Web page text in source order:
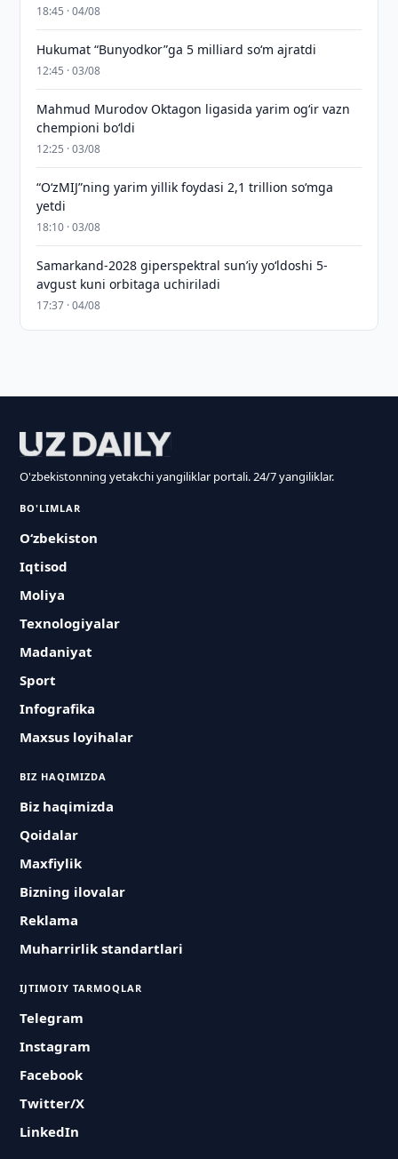
18:45 · 04/08
Hukumat “Bunyodkor”ga 5 milliard so‘m ajratdi
12:45 · 03/08
Mahmud Murodov Oktagon ligasida yarim og‘ir vazn
chempioni bo‘ldi
12:25 · 03/08
“O‘zMIJ”ning yarim yillik foydasi 2,1 trillion so‘mga
yetdi
18:10 · 03/08
Samarkand-2028 giperspektral sun’iy yo‘ldoshi 5-
avgust kuni orbitaga uchiriladi
17:37 · 04/08
O'zbekistonning yetakchi yangiliklar portali. 24/7 yangiliklar.
BO'LIMLAR
O‘zbekiston
Iqtisod
Moliya
Texnologiyalar
Madaniyat
Sport
Infografika
Maxsus loyihalar
BIZ HAQIMIZDA
Biz haqimizda
Qoidalar
Maxfiylik
Bizning ilovalar
Reklama
Muharrirlik standartlari
IJTIMOIY TARMOQLAR
Telegram
Instagram
Facebook
Twitter/X
LinkedIn